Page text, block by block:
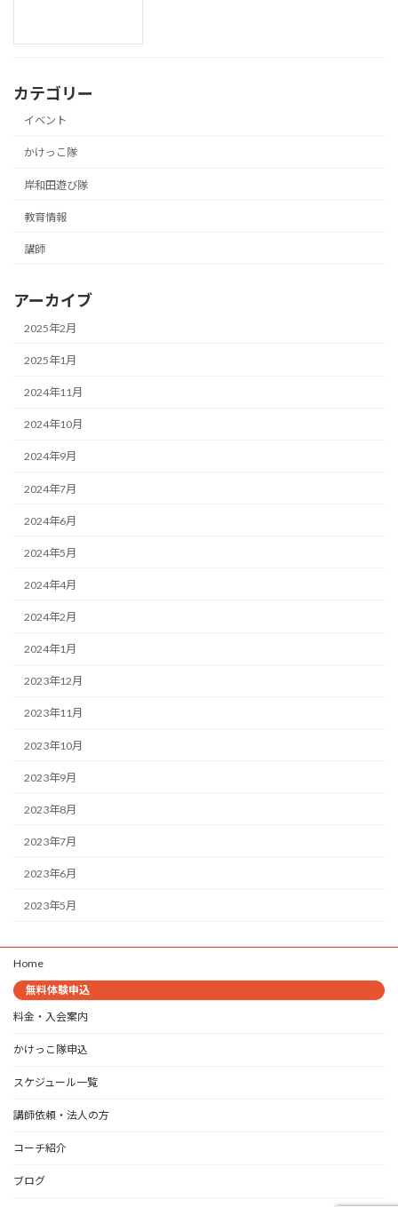
カテゴリー
イベント
かけっこ隊
岸和田遊び隊
教育情報
講師
アーカイブ
2025年2月
2025年1月
2024年11月
2024年10月
2024年9月
2024年7月
2024年6月
2024年5月
2024年4月
2024年2月
2024年1月
2023年12月
2023年11月
2023年10月
2023年9月
2023年8月
2023年7月
2023年6月
2023年5月
Home
無料体験申込
料金・入会案内
かけっこ隊申込
スケジュール一覧
講師依頼・法人の方
コーチ紹介
ブログ